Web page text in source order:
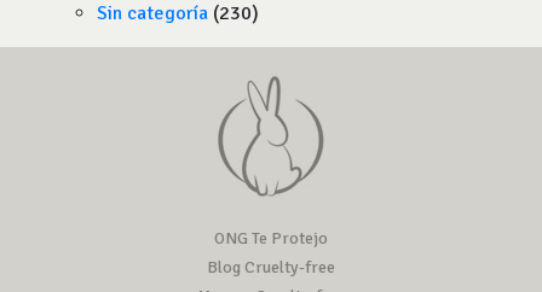
Sin categoría (230)
ONG Te Protejo
Blog Cruelty-free